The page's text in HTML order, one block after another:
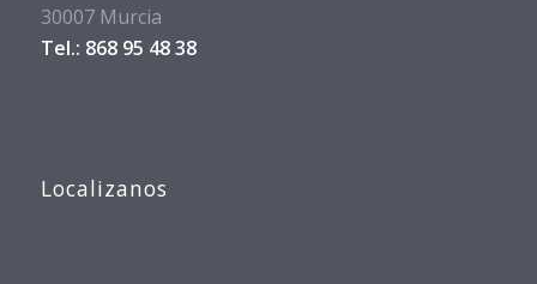
30007 Murcia
Tel.: 868 95 48 38
Localizanos